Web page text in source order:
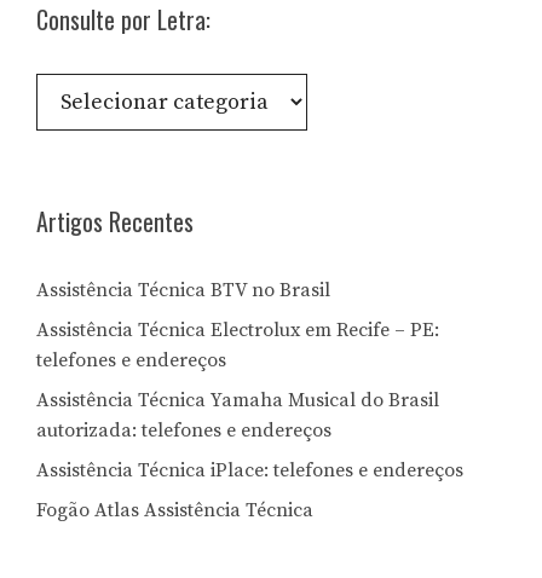
Consulte por Letra:
Consulte
Artigos Recentes
Assistência Técnica BTV no Brasil
Assistência Técnica Electrolux em Recife – PE:
telefones e endereços
Assistência Técnica Yamaha Musical do Brasil
autorizada: telefones e endereços
Assistência Técnica iPlace: telefones e endereços
Fogão Atlas Assistência Técnica